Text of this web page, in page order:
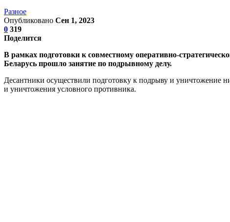
Разное
Опубликовано Сен 1, 2023
0 319
Поделится
В рамках подготовки к совместному оперативно-
Беларусь прошло занятие по подрывному делу.
Десантники осуществили подготовку к подрыву и уничтожение
и уничтожения условного противника.